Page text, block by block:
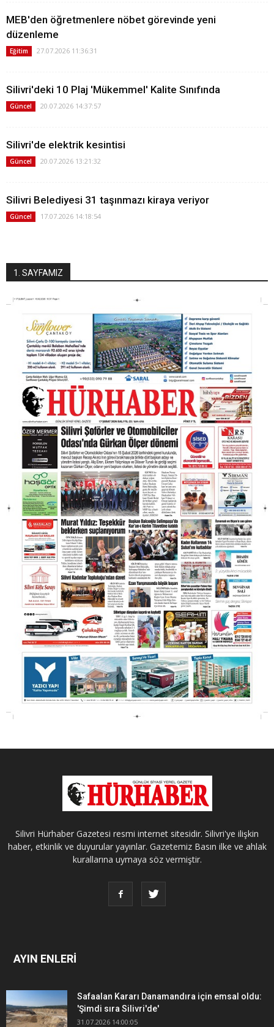
MEB'den öğretmenlere nöbet görevinde yeni
düzenleme
Eğitim 27.07.2026 11:36:31
Silivri'deki 10 Plaj 'Mükemmel' Kalite Sınıfında
Güncel 20.07.2026 14:37:57
Silivri'de elektrik kesintisi
Güncel 20.07.2026 13:21:32
Silivri Belediyesi 31 taşınmazı kiraya veriyor
Güncel 17.07.2026 14:18:54
1. SAYFAMIZ
Silivri Hürhaber Gazetesi resmi internet sitesidir. Silivri'ye ilişkin
haber, etkinlik ve duyurular yayınlar. Gazetemiz Basın ilke ve ahlak
kurallarına uymaya söz vermiştir.
AYIN ENLERİ
Safaalan Kararı Danamandıra için emsal oldu:
'Şimdi sıra Silivri'de'
31.07.2026 14:00:05